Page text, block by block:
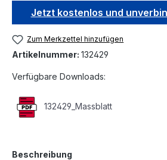
Jetzt kostenlos und
Zum Merkzettel hinzufügen
Artikelnummer: 132429
Verfügbare Downloads:
132429_Massblatt
Beschreibung